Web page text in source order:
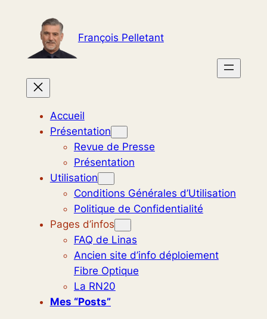
contenu
François Pelletant
Accueil
Présentation
Revue de Presse
Présentation
Utilisation
Conditions Générales d’Utilisation
Politique de Confidentialité
Pages d’infos
FAQ de Linas
Ancien site d’info déploiement
Fibre Optique
La RN20
Mes “posts”